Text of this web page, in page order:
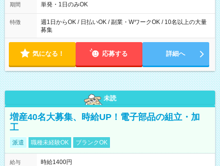
期間 単発・1日のみOK
特徴
週1日からOK / 日払いOK / 副業・WワークOK / 10名以上の大量
募集
気になる！ 応募する 詳細へ
未読
増産40名大募集、時給UP！電子部品の組立・加
工
派遣 職種未経験OK ブランクOK
給与
時給1400円